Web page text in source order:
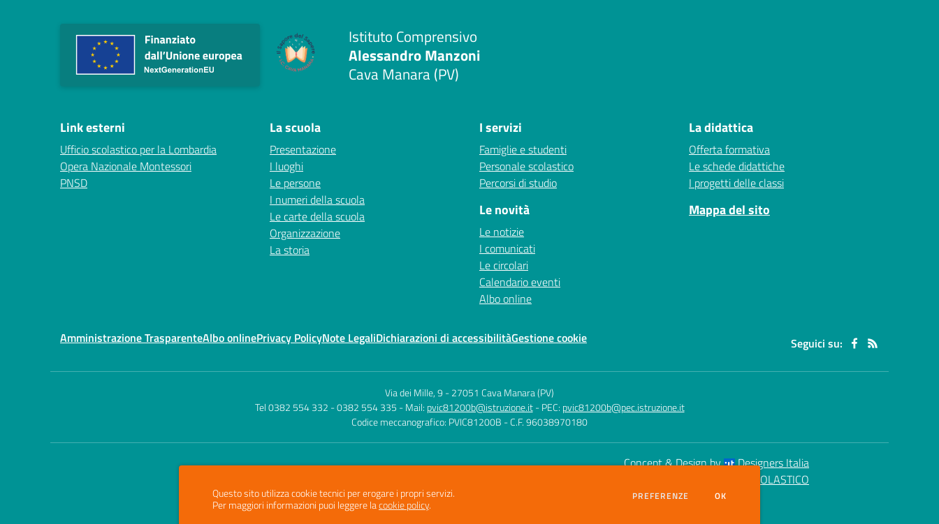
Istituto Comprensivo
Alessandro Manzoni
Cava Manara (PV)
Link esterni
Ufficio scolastico per la Lombardia
Opera Nazionale Montessori
PNSD
La scuola
Presentazione
I luoghi
Le persone
I numeri della scuola
Le carte della scuola
Organizzazione
La storia
I servizi
Famiglie e studenti
Personale scolastico
Percorsi di studio
Le novità
Le notizie
I comunicati
Le circolari
Calendario eventi
Albo online
La didattica
Offerta formativa
Le schede didattiche
I progetti delle classi
Mappa del sito
Amministrazione TrasparenteAlbo onlinePrivacy PolicyNote LegaliDichiarazioni di accessibilitàGestione cookie Seguici su:
Via dei Mille, 9 -27051 Cava Manara (PV)
Tel 0382 554 332 - 0382 554 335 - Mail: pvic81200b@istruzione.it - PEC: pvic81200b@pec.istruzione.it
Codice meccanografico: PVIC81200B - C.F. 96038970180
Concept & Design by
Designers Italia
SCUOLASTICO
Questo sito utilizza cookie tecnici per erogare i propri servizi.
Per maggiori informazioni puoi leggere lacookie policy.
PREFERENZE DEI COOKIE
OK